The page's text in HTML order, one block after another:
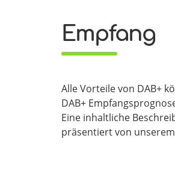
Empfang
Alle Vorteile von DAB+
DAB+
Eine inhaltliche
präsentiert von unserem